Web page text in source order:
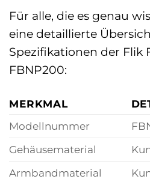
Für alle, die es genau
eine detaillierte
Spezifikationen der Flik
FBNP200:
MERKMAL
Modellnummer
Gehäusematerial
Armbandmaterial